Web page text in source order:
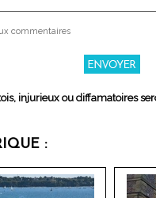
commentaires
injurieux ou diffamatoires
: